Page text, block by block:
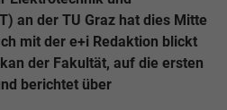
an der TU Graz hat dies Mitte
mit der e+i Redaktion blickt
der Fakultät, auf die ersten
berichtet über